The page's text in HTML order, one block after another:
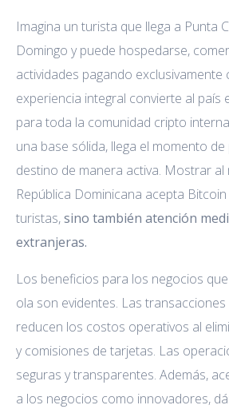
Imagina un turista que llega a Punta
Domingo y puede hospedarse,
actividades pagando exclusivamente
experiencia integral convierte al país
para toda la comunidad cripto
una base sólida, llega el momento
destino de manera activa. Mostrar al
República Dominicana acepta
turistas,sino también atención
extranjeras.
Los beneficios para los negocios
ola son evidentes. Las
reducen los costos operativos al
y comisiones de tarjetas. Las
seguras y transparentes. Además,
a los negocios como innovadores,